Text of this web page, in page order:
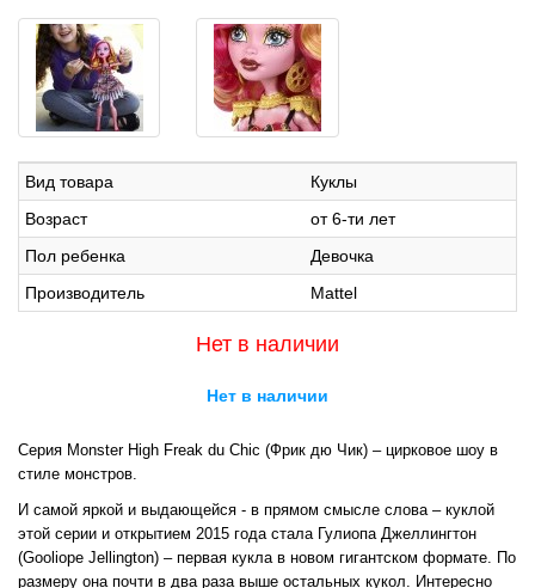
Вид товара
Куклы
Возраст
от 6-ти лет
Пол ребенка
Девочка
Производитель
Mattel
Нет в наличии
Нет в наличии
Серия Monster High Freak du Chic (Фрик дю Чик) – цирковое шоу в
стиле монстров.
И самой яркой и выдающейся - в прямом смысле слова – куклой
этой серии и открытием 2015 года стала Гулиопа Джеллингтон
(Gooliope Jellington) – первая кукла в новом гигантском формате. По
размеру она почти в два раза выше остальных кукол. Интересно